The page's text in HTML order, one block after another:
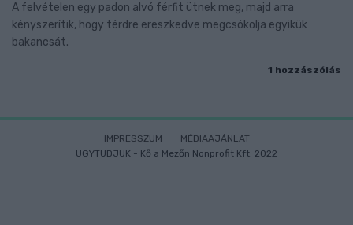
A felvételen egy padon alvó férfit ütnek meg, majd arra
kényszerítik, hogy térdre ereszkedve megcsókolja egyikük
bakancsát.
1 hozzászólás
IMPRESSZUM
MÉDIAAJÁNLAT
UGYTUDJUK - Kő a Mezőn Nonprofit Kft. 2022